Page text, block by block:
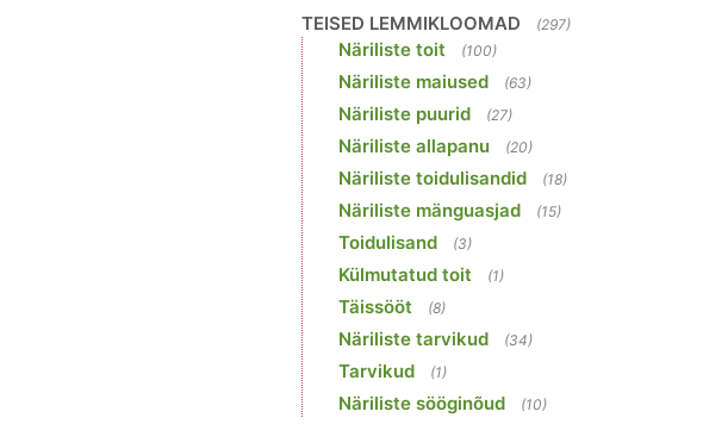
TEISED LEMMIKLOOMAD (297)
Näriliste toit (100)
Näriliste maiused (63)
Näriliste puurid (27)
Näriliste allapanu (20)
Näriliste toidulisandid (18)
Näriliste mänguasjad (15)
Toidulisand (3)
Külmutatud toit (1)
Täissööt (8)
Näriliste tarvikud (34)
Tarvikud (1)
Näriliste sööginõud (10)